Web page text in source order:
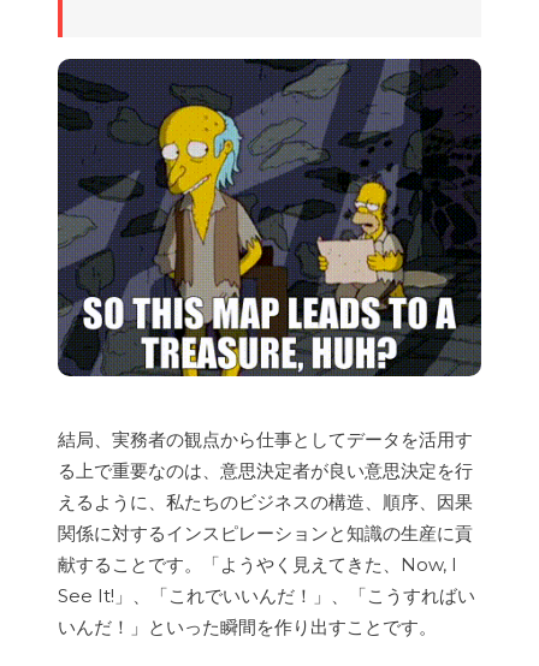
結局、実務者の観点から仕事としてデータを活用す
る上で重要なのは、意思決定者が良い意思決定を行
えるように、私たちのビジネスの構造、順序、因果
関係に対するインスピレーションと知識の生産に貢
献することです。「ようやく見えてきた、Now, I
See It!」、「これでいいんだ！」、「こうすればい
いんだ！」といった瞬間を作り出すことです。